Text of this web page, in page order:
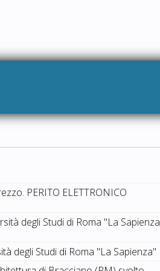
PERITO ELETTRONICO
degli Studi di Roma "La
degli Studi di Roma "La Sapienza"